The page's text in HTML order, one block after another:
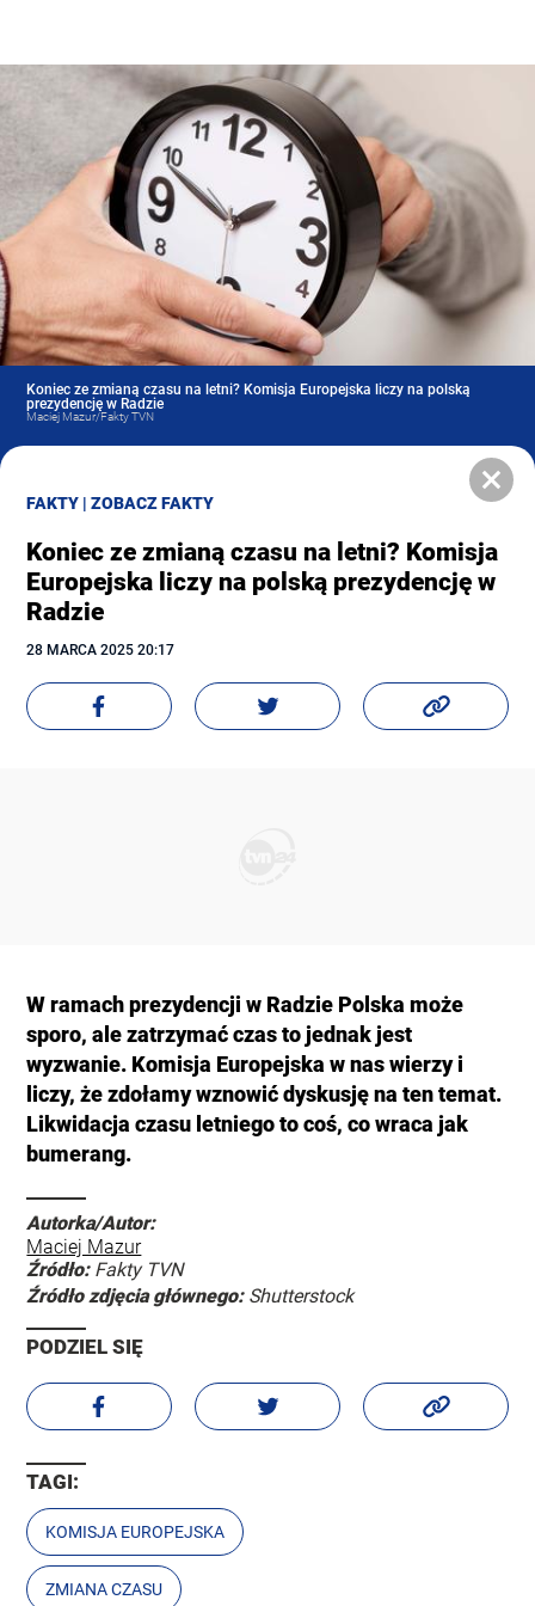
FAKTY |ZOBACZ FAKTY
Koniec ze zmianą czasu na letni? Komisja
Europejska liczy na polską prezydencję w
Radzie
28 MARCA 2025 20:17
Koniec ze zmianą czasu na letni? Komisja Europejska liczy na polską
prezydencję w Radzie
Maciej Mazur/Fakty TVN
W ramach prezydencji w Radzie Polska może
sporo, ale zatrzymać czas to jednak jest
wyzwanie. Komisja Europejska w nas wierzy i
liczy, że zdołamy wznowić dyskusję na ten temat.
Likwidacja czasu letniego to coś, co wraca jak
bumerang.
Autorka/Autor:
Maciej Mazur
Źródło: Fakty TVN
Źródło zdjęcia głównego: Shutterstock
PODZIEL SIĘ
TAGI:
KOMISJA EUROPEJSKA
ZMIANA CZASU